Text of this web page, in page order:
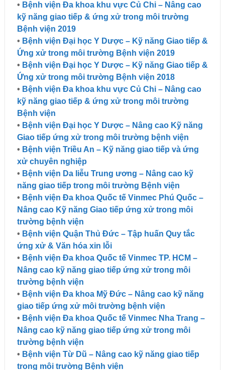
• Bệnh viện Đa khoa khu vực Củ Chi – Nâng cao
kỹ năng giao tiếp & ứng xử trong môi trường
Bệnh viện 2019
• Bệnh viện Đại học Y Dược – Kỹ năng Giao tiếp &
Ứng xử trong môi trường Bệnh viện 2019
• Bệnh viện Đại học Y Dược – Kỹ năng Giao tiếp &
Ứng xử trong môi trường Bệnh viện 2018
• Bệnh viện Đa khoa khu vực Củ Chi – Nâng cao
kỹ năng giao tiếp & ứng xử trong môi trường
Bệnh viện
• Bệnh viện Đại học Y Dược – Nâng cao Kỹ năng
Giao tiếp ứng xử trong môi trường bệnh viện
• Bệnh viện Triều An – Kỹ năng giao tiếp và ứng
xử chuyên nghiệp
• Bệnh viện Da liễu Trung ương – Nâng cao kỹ
năng giao tiếp trong môi trường Bệnh viện
• Bệnh viện Đa khoa Quốc tế Vinmec Phú Quốc –
Nâng cao Kỹ năng Giao tiếp ứng xử trong môi
trường bệnh viện
• Bệnh viện Quận Thủ Đức – Tập huấn Quy tắc
ứng xử & Văn hóa xin lỗi
• Bệnh viện Đa khoa Quốc tế Vinmec TP. HCM –
Nâng cao kỹ năng giao tiếp ứng xử trong môi
trường bệnh viện
• Bệnh viện Đa khoa Mỹ Đức – Nâng cao kỹ năng
giao tiếp ứng xử môi trường bệnh viện
• Bệnh viện Đa khoa Quốc tế Vinmec Nha Trang –
Nâng cao kỹ năng giao tiếp ứng xử trong môi
trường bệnh viện
• Bệnh viện Từ Dũ – Nâng cao kỹ năng giao tiếp
trong môi trường Bệnh viện